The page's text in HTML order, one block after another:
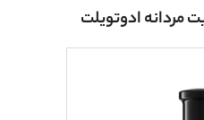
مردانه ادوتویلت